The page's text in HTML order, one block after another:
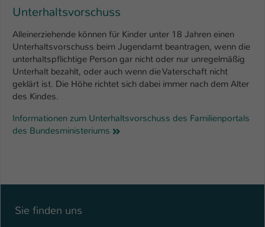
Unterhaltsvorschuss
Alleinerziehende können für Kinder unter 18 Jahren einen
Unterhaltsvorschuss beim Jugendamt beantragen, wenn die
unterhaltspflichtige Person gar nicht oder nur unregelmäßig
Unterhalt bezahlt, oder auch wenn die Vaterschaft nicht
geklärt ist. Die Höhe richtet sich dabei immer nach dem Alter
des Kindes.
Informationen zum Unterhaltsvorschuss des Familienportals
des Bundesministeriums
Sie finden uns